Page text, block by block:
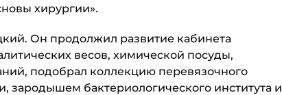
хирургии».
Он продолжил развитие кабинета
весов, химической посуды,
подобрал коллекцию перевязочного
зародышем бактериологическо­го института и